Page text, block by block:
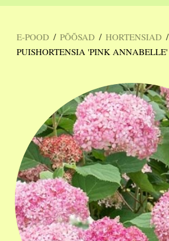
E-POOD / PÕÕSAD / HORTENSIAD /
PUISHORTENSIA 'PINK ANNABELLE'